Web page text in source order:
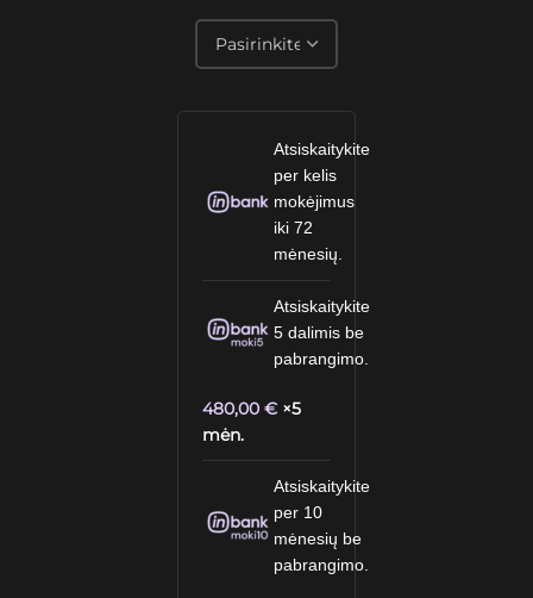
Atsiskaitykite
per kelis
mokėjimus
iki 72
mėnesių.
Atsiskaitykite
5 dalimis be
pabrangimo.
480,00€ ×5
mėn.
Atsiskaitykite
per 10
mėnesių be
pabrangimo.